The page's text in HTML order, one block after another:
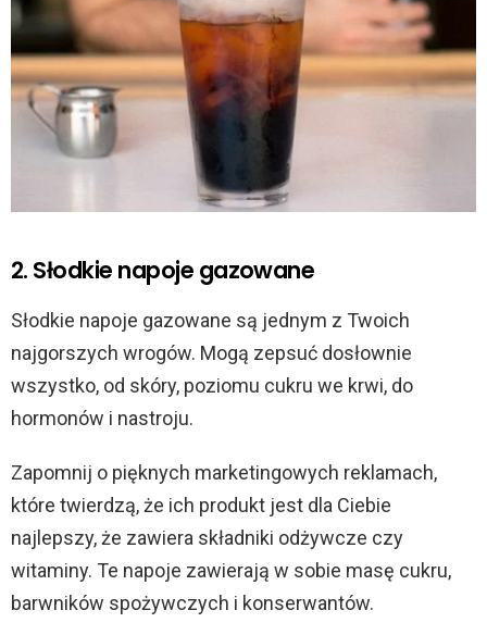
2. Słodkie napoje gazowane
Słodkie napoje gazowane są jednym z Twoich
najgorszych wrogów. Mogą zepsuć dosłownie
wszystko, od skóry, poziomu cukru we krwi, do
hormonów i nastroju.
Zapomnij o pięknych marketingowych reklamach,
które twierdzą, że ich produkt jest dla Ciebie
najlepszy, że zawiera składniki odżywcze czy
witaminy. Te napoje zawierają w sobie masę cukru,
barwników spożywczych i konserwantów.